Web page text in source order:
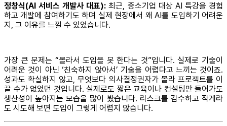
정창식(AI 서비스 개발사 대표): 최근, 중소기업 대상 AI 특강을 경험
하고 개발에 참여하기도 하며 실제 현장에서 왜 AI를 도입하기 어려운
지, 그 이유를 느낄 수 있었습니다.
가장 큰 문제는 “몰라서 도입을 못 한다는 것”입니다. 실제로 기술이
어려운 것이 아닌 ‘친숙하지 않아서’ 기술을 어렵다고 느끼는 것이죠.
성과도 확실하지 않고, 무엇보다 의사결정권자가 몰라 프로젝트를 이
끌 수가 없었던 것입니다. 실제로도 짧은 교육이나 컨설팅만 들어가도
생산성이 높아지는 모습을 많이 봤습니다. 리스크를 감수하고 작게라
도 시도해 보면 도입이 그렇게 어렵지 않습니다.